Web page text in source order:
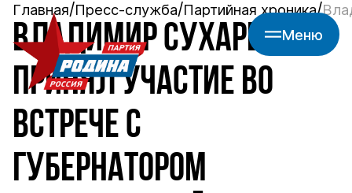
Меню
Главная Пресс-служба Партийная хроника
ВЛАДИМИР СУХАРЕВ
ПРИНЯЛ УЧАСТИЕ ВО
ВСТРЕЧЕ С
ГУБЕРНАТОРОМ